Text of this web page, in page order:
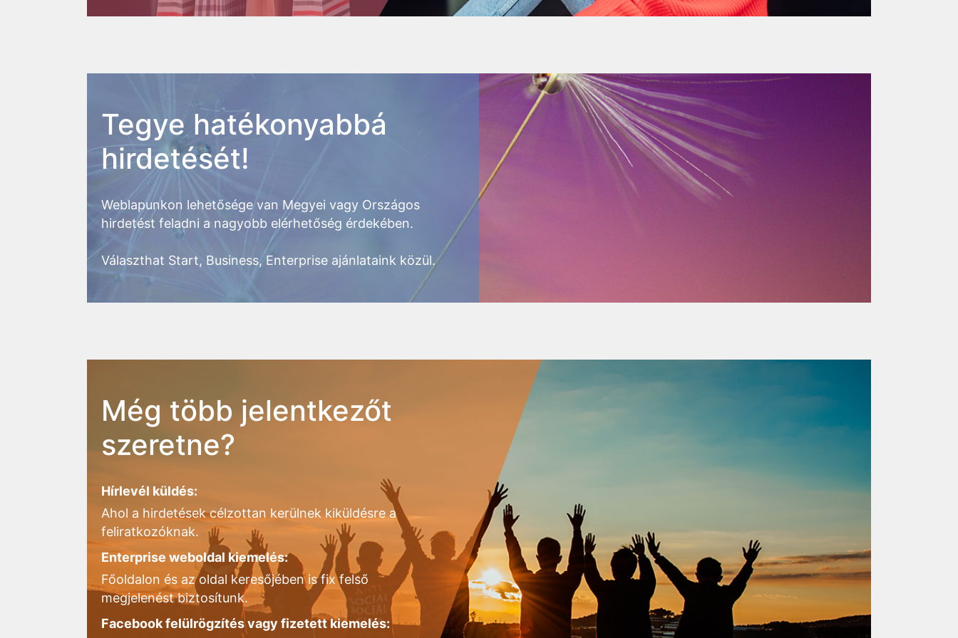
Tegye hatékonyabbá
hirdetését!
Weblapunkon lehetősége van Megyei vagy Országos
hirdetést feladni a nagyobb elérhetőség érdekében.
Választhat Start, Business, Enterprise ajánlataink közül.
Még több jelentkezőt
szeretne?
Hírlevél küldés:
Ahol a hirdetések célzottan kerülnek kiküldésre a
feliratkozóknak.
Enterprise weboldal kiemelés:
Főoldalon és az oldal keresőjében is fix felső
megjelenést biztosítunk.
Facebook felülrögzítés vagy fizetett kiemelés: